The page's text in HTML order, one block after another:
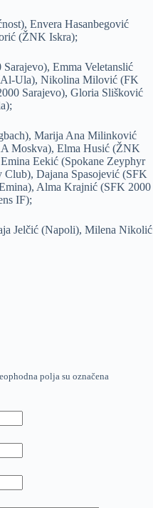
Envera Hasanbegović
(ŽNK Iskra);
Emma Veletanslić
Ula), Nikolina Milović (FK
Sarajevo), Gloria Slišković
Marija Ana Milinković
Moskva), Elma Husić (ŽNK
Eekić (Spokane Zeyphyr
Dajana Spasojević (SFK
Alma Krajnić (SFK 2000
IF);
Jelčić (Napoli), Milena Nikolić
polja su označena